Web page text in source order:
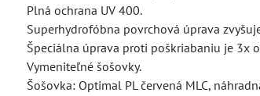
Plná ochrana UV 400.
Superhydrofóbna povrchová úprava
Špeciálna úprava proti poškriabaniu je 3x
Vymeniteľné šošovky.
Šošovka: Optimal PL červená MLC,